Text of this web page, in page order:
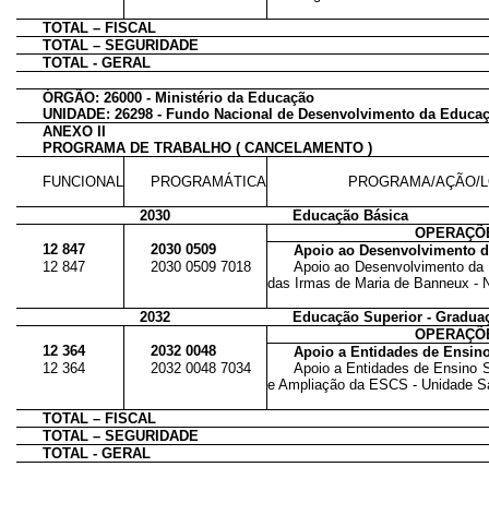
TOTAL – FISCAL
TOTAL – SEGURIDADE
TOTAL - GERAL
ÓRGÃO: 26000 - Ministério da Educação
UNIDADE: 26298 - Fundo Nacional de Desenvolvimento da
ANEXO II
PROGRAMA DE TRABALHO ( CANCELAMENTO )
FUNCIONAL PROGRAMÁTICA PROGRAMA/AÇÃO/
2030
Educação Básica
12 847
2030 0509
Apoio ao Desenvolvimento
12 847
2030 0509 7018
Apoio ao Desenvolvimento
das Irmas de Maria de Banneux -
2032
Educação Superior -
12 364
2032 0048
Apoio a Entidades de
12 364
2032 0048 7034
Apoio a Entidades de Ensino
e Ampliação da ESCS - Unidade
TOTAL – FISCAL
TOTAL – SEGURIDADE
TOTAL - GERAL